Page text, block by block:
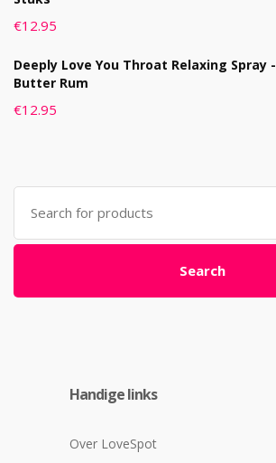
€12.95
Deeply Love You Throat Relaxing Spray -
Butter Rum
€12.95
Search
for:
Search
Handige links
Over LoveSpot